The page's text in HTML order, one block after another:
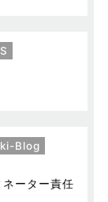
Blog
ーター責任